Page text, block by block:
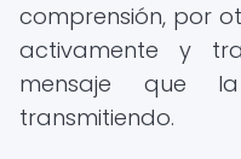
comprensión, por
activamente y
mensaje que
transmitiendo.